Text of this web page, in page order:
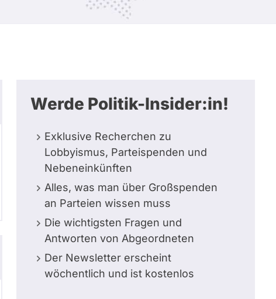
Werde Politik-Insider:in!
Exklusive Recherchen zu
Lobbyismus, Parteispenden und
Nebeneinkünften
Alles, was man über Großspenden
an Parteien wissen muss
Die wichtigsten Fragen und
Antworten von Abgeordneten
Der Newsletter erscheint
wöchentlich und ist kostenlos